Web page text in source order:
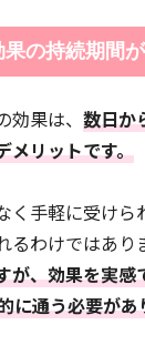
果の持続期間
果は、 数日か
メリットです。
く手軽に受けら
るわけではあり
が、効果を実感
に通う必要があ